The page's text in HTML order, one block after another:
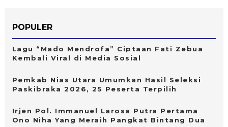
POPULER
Lagu “Mado Mendrofa” Ciptaan Fati Zebua
Kembali Viral di Media Sosial
Pemkab Nias Utara Umumkan Hasil Seleksi
Paskibraka 2026, 25 Peserta Terpilih
Irjen Pol. Immanuel Larosa Putra Pertama
Ono Niha Yang Meraih Pangkat Bintang Dua